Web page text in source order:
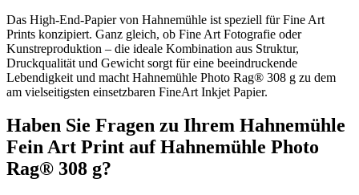
Das High-End-Papier von Hahnemühle ist speziell für Fine Art
Prints konzipiert. Ganz gleich, ob Fine Art Fotografie oder
Kunstreproduktion – die ideale Kombination aus Struktur,
Druckqualität und Gewicht sorgt für eine beeindruckende
Lebendigkeit und macht Hahnemühle Photo Rag® 308 g zu dem
am vielseitigsten einsetzbaren FineArt Inkjet Papier.
Haben Sie Fragen zu Ihrem Hahnemühle
Fein Art Print auf Hahnemühle Photo
Rag® 308 g?